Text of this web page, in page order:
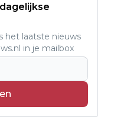
het laatste nieuws
in je mailbox